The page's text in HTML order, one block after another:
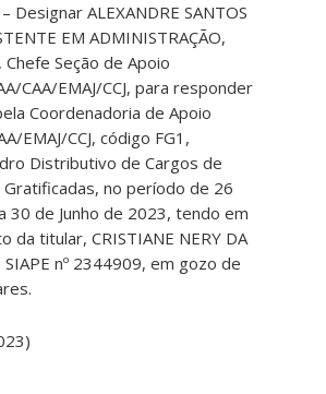
Designar ALEXANDRE SANTOS
EM ADMINISTRAÇÃO,
Chefe Seção de Apoio
CAA/EMAJ/CCJ, para responder
Coordenadoria de Apoio
EMAJ/CCJ, código FG1,
Distributivo de Cargos de
Gratificadas, no período de 26
30 de Junho de 2023, tendo em
da titular, CRISTIANE NERY DA
SIAPE nº 2344909, em gozo de